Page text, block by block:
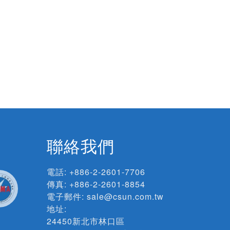
聯絡我們
電話: +886-2-2601-7706
傳真: +886-2-2601-8854
電子郵件: sale@csun.com.tw
地址:
24450新北市林口區